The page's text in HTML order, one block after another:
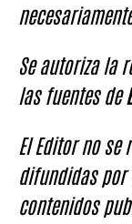
Se autoriza la
las fuentes de
El Editor no
difundidas por
contenidos